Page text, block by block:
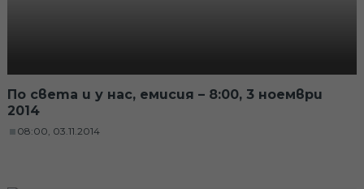
По света и у нас, емисия – 8:00, 3 ноември
2014
08:00, 03.11.2014